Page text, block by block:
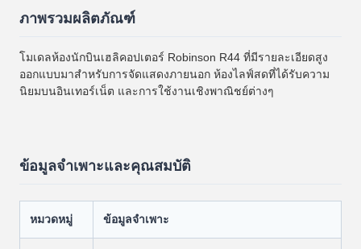
ภาพรวมผลิตภัณฑ์
โมเดลห้องนักบินเฮลิคอปเตอร์ Robinson R44 ที่มีรายละเอียดสูง
ออกแบบมาสำหรับการจัดแสดงภายนอก ห้องไลฟ์สดที่ได้รับความ
นิยมบนอินเทอร์เน็ต และการใช้งานเชิงพาณิชย์ต่างๆ
ข้อมูลจำเพาะและคุณสมบัติ
หมวดหมู่ ข้อมูลจำเพาะ